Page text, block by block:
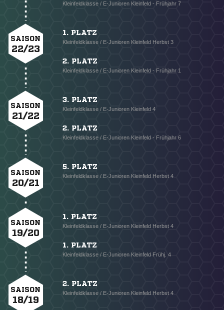
Kleinfeldklasse / E-Junioren Kleinfeld - Frühjahr 7
SAISON
22/23
1. PLATZ
Kleinfeldklasse / E-Junioren Kleinfeld Herbst 3
2. PLATZ
Kleinfeldklasse / E-Junioren Kleinfeld - Frühjahr 1
SAISON
21/22
3. PLATZ
Kleinfeldklasse / E-Junioren Kleinfeld 4
2. PLATZ
Kleinfeldklasse / E-Junioren Kleinfeld - Frühjahr 6
SAISON
20/21
5. PLATZ
Kleinfeldklasse / E-Junioren Kleinfeld Herbst 4
SAISON
19/20
1. PLATZ
Kleinfeldklasse / E-Junioren Kleinfeld Herbst 4
1. PLATZ
Kleinfeldklasse / E-Junioren Kleinfeld Frühj. 4
SAISON
18/19
2. PLATZ
Kleinfeldklasse / E-Junioren Kleinfeld Herbst 4